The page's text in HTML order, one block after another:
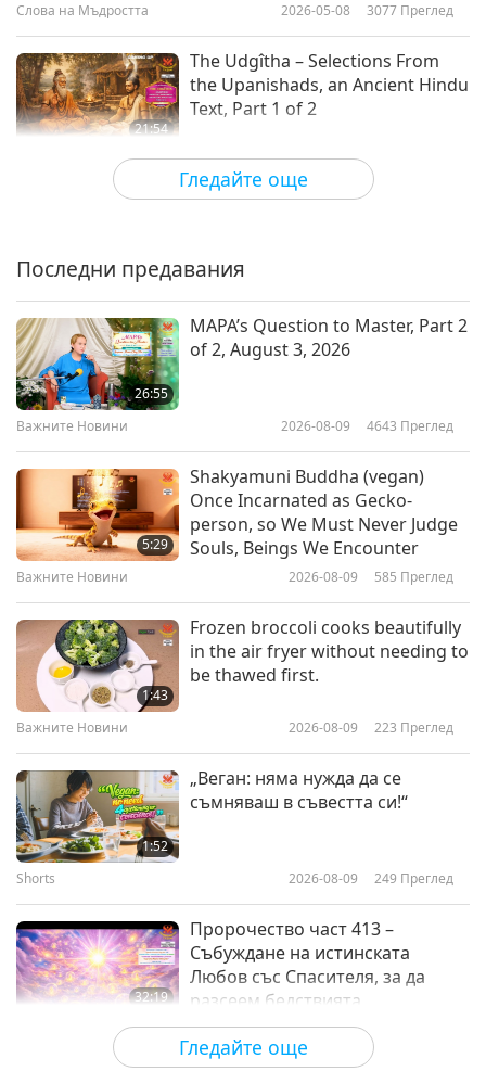
Гледайте още
Слова на Мъдростта 2026-05-08 3077 Преглед
21:54
The Udgîtha – Selections From
the Upanishads, an Ancient Hindu
Text, Part 1 of 2
Слова на Мъдростта 2026-05-06 5734
17:50
Climate Change International
Of Light and the Believers – From
the Holy Qur’an, Part 1 of 2
Of Grace and the Spirit of Life:
Selections from the Kabbalistic
The Worshipped Quan Yin
Sutras, Part 1 of 2
Гледайте още
Последни предавания
26:55
MAPA’s Question to Master, Part 2
of 2, August 3, 2026
Важните Новини 2026-08-09 4643 Преглед
5:29
Shakyamuni Buddha (vegan)
Once Incarnated as Gecko-
person, so We Must Never Judge
Souls, Beings We Encounter
Важните Новини 2026-08-09 585 Преглед
1:43
Frozen broccoli cooks beautifully
in the air fryer without needing to
be thawed first.
Важните Новини 2026-08-09 223 Преглед
1:52
„Веган: няма нужда да се
съмняваш в съвестта си!“
Shorts 2026-08-09 249 Преглед
32:19
Пророчество част 413 –
Събуждане на истинската
Любов със Спасителя, за да
разсеем бедствията
Поредица за древните предсказания
за нашата планета
2026-08-09